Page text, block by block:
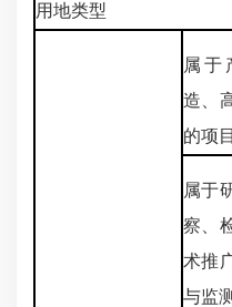
用地类型
属于
造、
的项
属于
察、
术推
与监